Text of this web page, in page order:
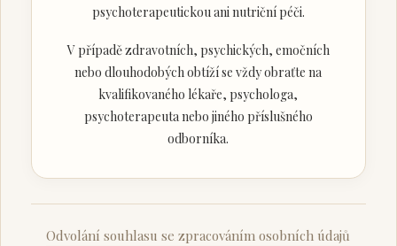
psychoterapeutickou ani nutriční péči.
V případě zdravotních, psychických, emočních
nebo dlouhodobých obtíží se vždy obraťte na
kvalifikovaného lékaře, psychologa,
psychoterapeuta nebo jiného příslušného
odborníka.
Odvolání souhlasu se zpracováním osobních údajů